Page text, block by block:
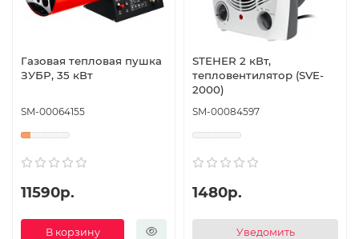
Газовая тепловая пушка
ЗУБР, 35 кВт
SM-00064155
11590р.
В корзину
STEHER 2 кВт,
тепловентилятор (SVE-
2000)
SM-00084597
1480р.
Уведомить